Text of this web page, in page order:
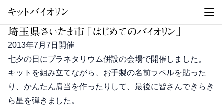
キットバイオリン
埼玉県さいたま市「はじめてのバイオリン」
2013年7月7日開催
七夕の日にプラネタリウム併設の会場で開催しました。
キットを組み立てながら、お手製の名前ラベルを貼った
り、かんたん肩当を作ったりして、最後に皆さんできらき
ら星を弾きました。